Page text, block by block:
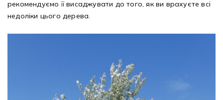
рекомендуємо її висаджувати до того, як ви врахуєте всі
недоліки цього дерева.